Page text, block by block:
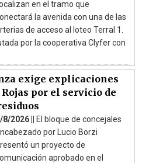
en el tramo que
la avenida con una de las
de acceso al loteo Terral 1.
por la cooperativa Clyfer con
exige explicaciones
por el servicio de
8/2026 ||
El bloque de concejales
por Lucio Borzi
un proyecto de
aprobado en el